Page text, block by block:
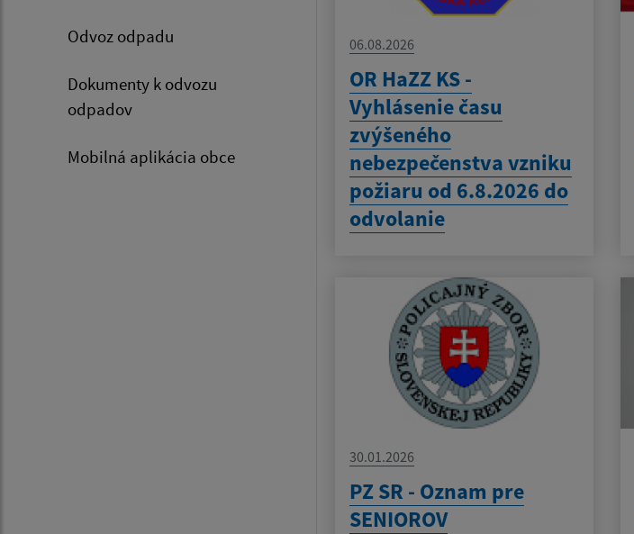
Odvoz odpadu
Dokumenty k odvozu
odpadov
Mobilná aplikácia obce
06.08.2026
OR HaZZ KS -
Vyhlásenie času
zvýšeného
nebezpečenstva vzniku
požiaru od 6.8.2026 do
odvolanie
30.01.2026
PZ SR - Oznam pre
SENIOROV